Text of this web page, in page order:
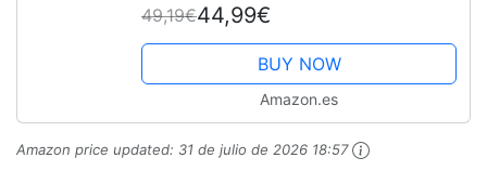
Habitaciones y Oficinas - Negro
49,19€44,99€
BUY NOW
Amazon.es
Amazon price updated: 31 de julio de 2026 18:57